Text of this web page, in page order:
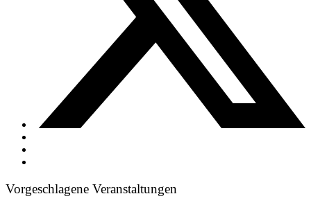
Vorgeschlagene Veranstaltungen